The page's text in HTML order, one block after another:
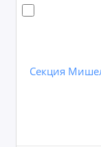
Секция